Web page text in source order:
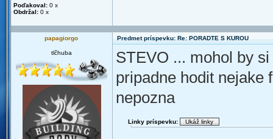
Poďakoval: 0 x
Obdržal: 0 x
papagiorgo Predmet príspevku: Re: PORADTE S KUROU
tlčhuba
STEVO ... mohol by
pripadne hodit nejake
nepozna
Linky príspevku: